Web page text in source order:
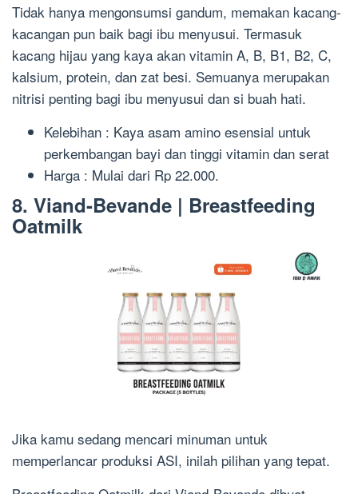
Tidak hanya mengonsumsi gandum, memakan kacang-
kacangan pun baik bagi ibu menyusui. Termasuk
kacang hijau yang kaya akan vitamin A, B, B1, B2, C,
kalsium, protein, dan zat besi. Semuanya merupakan
nitrisi penting bagi ibu menyusui dan si buah hati.
Kelebihan : Kaya asam amino esensial untuk
perkembangan bayi dan tinggi vitamin dan serat
Harga : Mulai dari Rp 22.000.
8. Viand-Bevande | Breastfeeding
Oatmilk
Jika kamu sedang mencari minuman untuk
memperlancar produksi ASI, inilah pilihan yang tepat.